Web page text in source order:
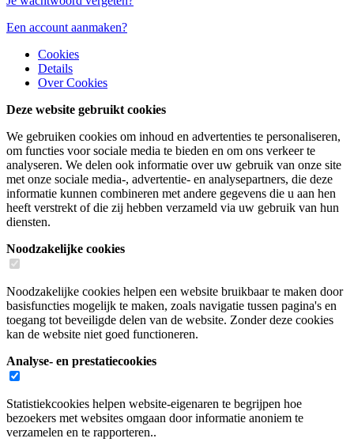
Een account aanmaken?
Cookies
Details
Over Cookies
Deze website gebruikt cookies
We gebruiken cookies om inhoud en advertenties te personaliseren,
om functies voor sociale media te bieden en om ons verkeer te
analyseren. We delen ook informatie over uw gebruik van onze site
met onze sociale media-, advertentie- en analysepartners, die deze
informatie kunnen combineren met andere gegevens die u aan hen
heeft verstrekt of die zij hebben verzameld via uw gebruik van hun
diensten.
Noodzakelijke cookies
Noodzakelijke cookies helpen een website bruikbaar te maken door
basisfuncties mogelijk te maken, zoals navigatie tussen pagina's en
toegang tot beveiligde delen van de website. Zonder deze cookies
kan de website niet goed functioneren.
Analyse- en prestatiecookies
Statistiekcookies helpen website-eigenaren te begrijpen hoe
bezoekers met websites omgaan door informatie anoniem te
verzamelen en te rapporteren..